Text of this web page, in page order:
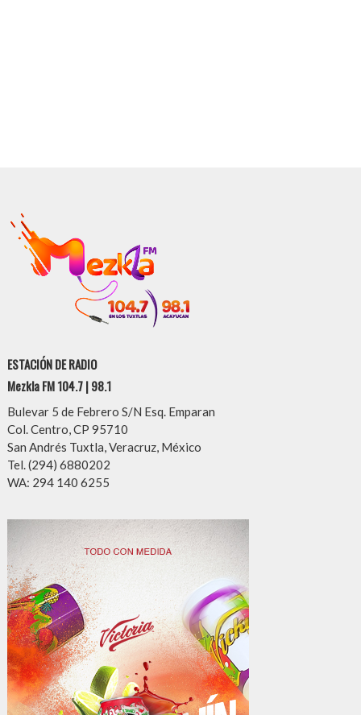
ESTACIÓN DE RADIO
Mezkla FM 104.7 | 98.1
Bulevar 5 de Febrero S/N Esq. Emparan
Col. Centro, CP 95710
San Andrés Tuxtla, Veracruz, México
Tel. (294) 6880202
WA: 294 140 6255